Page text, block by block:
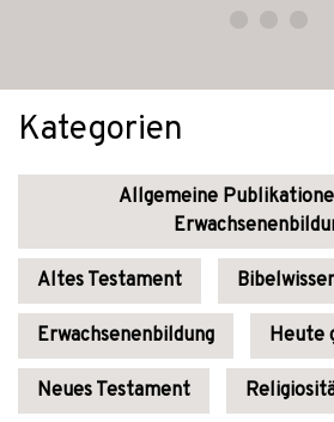
Kategorien
Allgemeine
Altes Testament
Erwachsenenbildung Heute
Neues Testament